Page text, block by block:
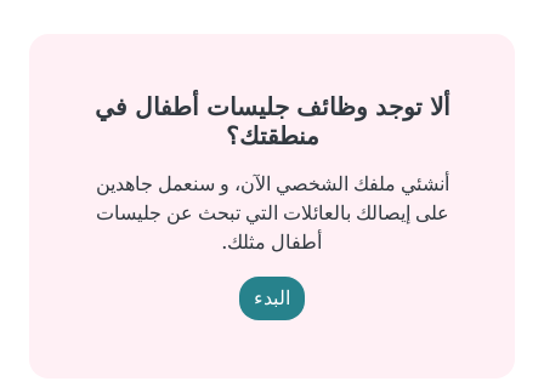
ألا توجد وظائف جليسات أطفال في
منطقتك؟
أنشئي ملفك الشخصي الآن، و سنعمل جاهدين
على إيصالك بالعائلات التي تبحث عن جليسات
أطفال مثلك.
البدء